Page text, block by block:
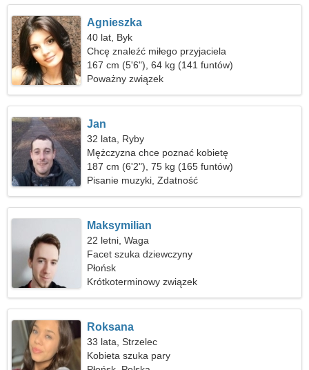
Agnieszka
40 lat, Byk
Chcę znaleźć miłego przyjaciela
167 cm (5'6"), 64 kg (141 funtów)
Poważny związek
Jan
32 lata, Ryby
Mężczyzna chce poznać kobietę
187 cm (6'2"), 75 kg (165 funtów)
Pisanie muzyki, Zdatność
Maksymilian
22 letni, Waga
Facet szuka dziewczyny
Płońsk
Krótkoterminowy związek
Roksana
33 lata, Strzelec
Kobieta szuka pary